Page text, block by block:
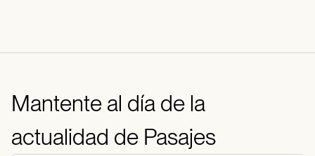
Mantente al día de la
actualidad de Pasajes